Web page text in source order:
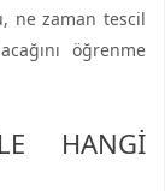
ne zaman tescil
öğrenme
HANGI